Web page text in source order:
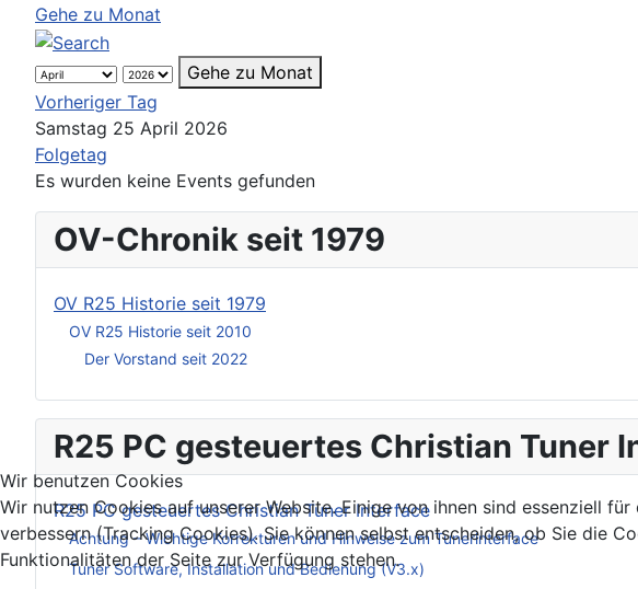
OV-Chronik seit 1979
OV R25 Historie seit 1979
OV R25 Historie seit 2010
Der Vorstand seit 2022
R25 PC gesteuertes Christian Tuner
R25 PC gesteuertes Christian Tuner Interface
Achtung – Wichtige Korrekturen und Hinweise zum Tunerinterface
Tuner Software, Installation und Bedienung (V3.x)
Gehe zu Monat
Gehe zu Monat
Vorheriger Tag
Samstag 25 April 2026
Folgetag
Es wurden keine Events gefunden
Wir benutzen Cookies
Wir nutzen Cookies auf unserer Website. Einige von ihnen sind essenziell
verbessern (Tracking Cookies). Sie können selbst entscheiden, ob Sie die
Funktionalitäten der Seite zur Verfügung stehen.